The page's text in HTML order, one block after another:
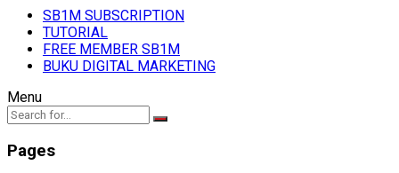
SB1M SUBSCRIPTION
TUTORIAL
FREE MEMBER SB1M
BUKU DIGITAL MARKETING
Menu
Pages